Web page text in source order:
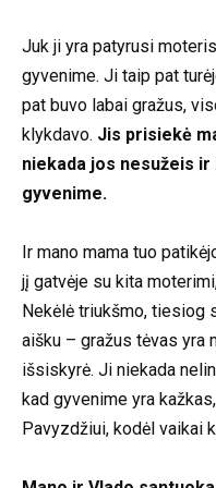
Juk ji yra patyrusi
gyvenime. Ji taip pat
pat buvo labai gražus,
klykdavo. Jis prisiekė
niekada jos nesužeis
gyvenime.
Ir mano mama tuo
jį gatvėje su kita
Nekėlė triukšmo, tiesiog
aišku – gražus tėvas yra
išsiskyrė. Ji niekada
kad gyvenime yra
Pavyzdžiui, kodėl vaikai